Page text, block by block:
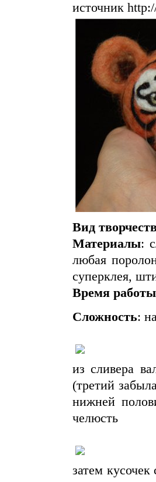
источник
Вид
Материалы:
любая
суперклея,
Время работы
Сложность:
из сливера
(третий
нижней
челюсть
затем